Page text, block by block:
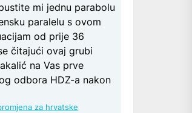
mi jednu parabolu
paralelu s ovom
od prije 36
čitajući ovaj grubi
na Vas prve
odbora HDZ-a nakon
za hrvatske